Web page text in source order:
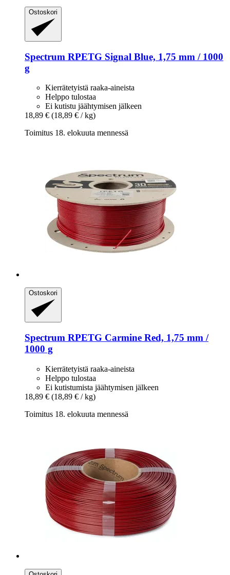
Ostoskori
Spectrum RPETG Signal Blue, 1,75 mm / 1000
g
Kierrätetyistä raaka-aineista
Helppo tulostaa
Ei kutistu jäähtymisen jälkeen
18,89 € (18,89 € / kg)
Toimitus 18. elokuuta mennessä
Ostoskori
Spectrum RPETG Carmine Red, 1,75 mm /
1000 g
Kierrätetyistä raaka-aineista
Helppo tulostaa
Ei kutistumista jäähtymisen jälkeen
18,89 € (18,89 € / kg)
Toimitus 18. elokuuta mennessä